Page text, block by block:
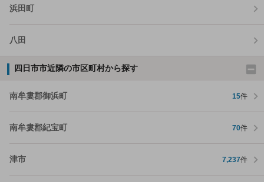
浜田町
八田
四日市市近隣の市区町村から探す
南牟婁郡御浜町 15件
南牟婁郡紀宝町 70件
津市 7,237件